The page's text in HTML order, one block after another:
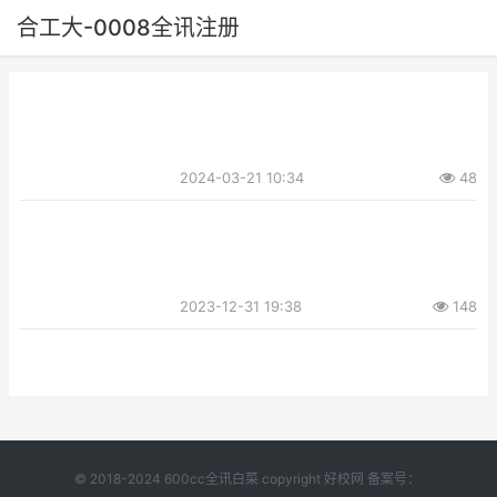
合工大-0008全讯注册
2024-03-21 10:34 48
2023-12-31 19:38 148
© 2018-2024 600cc全讯白菜 copyright 好校网 备案号：